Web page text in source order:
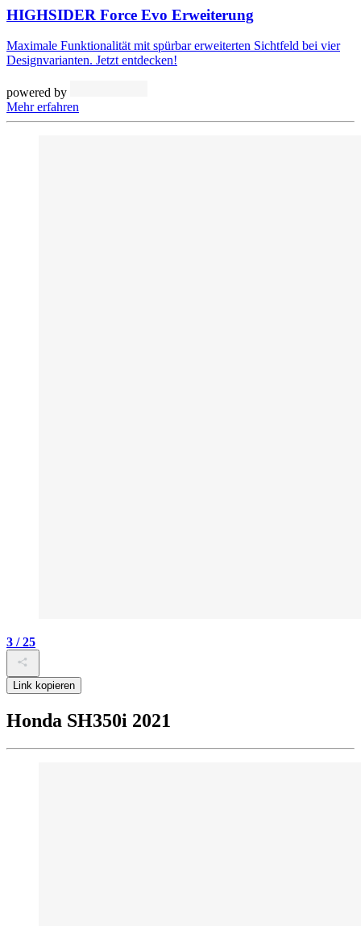
HIGHSIDER Force Evo Erweiterung
Maximale Funktionalität mit spürbar erweiterten Sichtfeld bei vier
Designvarianten. Jetzt entdecken!
powered by
Mehr erfahren
3 / 25
Link kopieren
Honda SH350i 2021